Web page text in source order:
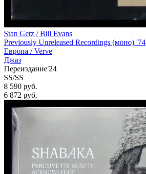
Stan Getz / Bill Evans
Previously Unreleased Recordings (моно) '74
Европа /Verve
Джаз
Переиздание'24
SS/SS
8 590 руб.
6 872 руб.